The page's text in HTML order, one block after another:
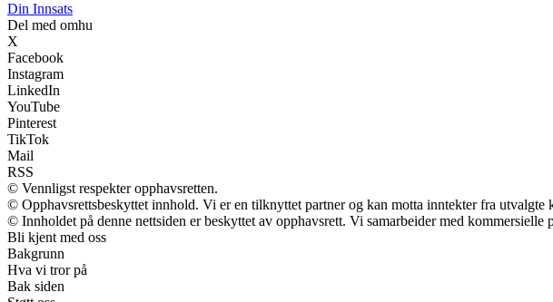
Din Innsats
Del med omhu
X
Facebook
Instagram
LinkedIn
YouTube
Pinterest
TikTok
Mail
RSS
© Vennligst respekter opphavsretten.
© Opphavsrettsbeskyttet innhold. Vi er en tilknyttet partner og kan motta inntekter fra utvalgte
© Innholdet på denne nettsiden er beskyttet av opphavsrett. Vi samarbeider med
Bli kjent med oss
Bakgrunn
Hva vi tror på
Bak siden